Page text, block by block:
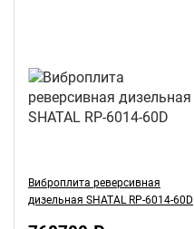
Виброплита реверсивная
дизельная SHATAL RP-6014-60D